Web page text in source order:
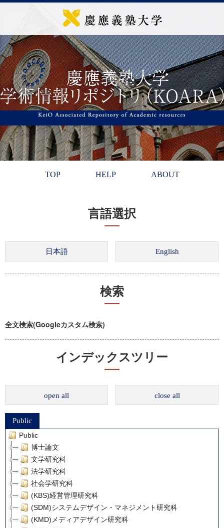
TOP HELP ABOUT
言語選択
検索
全文検索(Googleカスタム検索)
インデックスツリー
open all close all
Public
Public
博士論文
文学研究科
法学研究科
社会学研究科
(KBS)経営管理研究科
(SDM)システムデザイン・マネジメント研究科
(KMD)メディアデザイン研究科